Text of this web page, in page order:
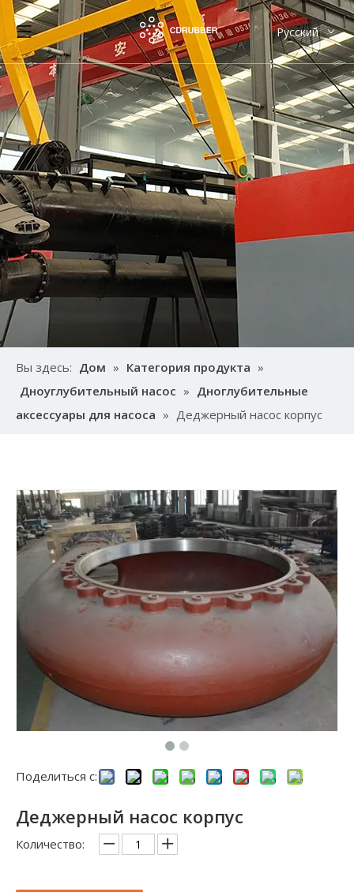
Pусский
English
Вы здесь: Дом » Категория продукта »
Дноуглубительный насос » Дноглубительные
аксессуары для насоса » Деджерный насос корпус
Поделиться с:
Деджерный насос корпус
Количество: